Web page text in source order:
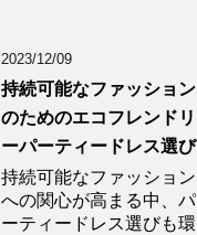
2023/12/09
持続可能なファッション
のためのエコフレンドリ
ーパーティードレス選び
持続可能なファッション
への関心が高まる中、パ
ーティードレス選びも環